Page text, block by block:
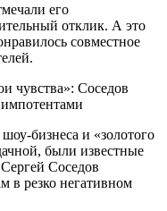
его
отклик. А это
совместное
бизнеса и «золотого
были известные
Соседов
в резко негативном